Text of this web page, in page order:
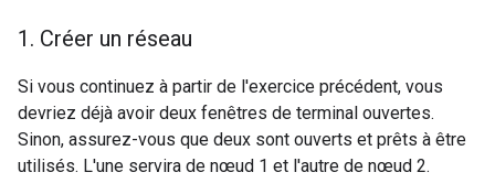
1 . Créer un réseau
Si vous continuez à partir de l'exercice précédent, vous
devriez déjà avoir deux fenêtres de terminal ouvertes.
Sinon, assurez-vous que deux sont ouverts et prêts à être
utilisés. L'une servira de nœud 1 et l'autre de nœud 2.